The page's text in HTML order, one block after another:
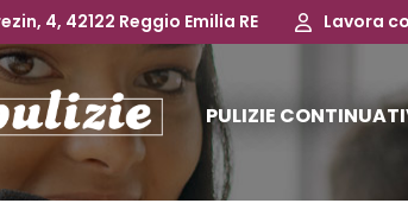
4, 42122 Reggio Emilia RE Lavora
PULIZIE